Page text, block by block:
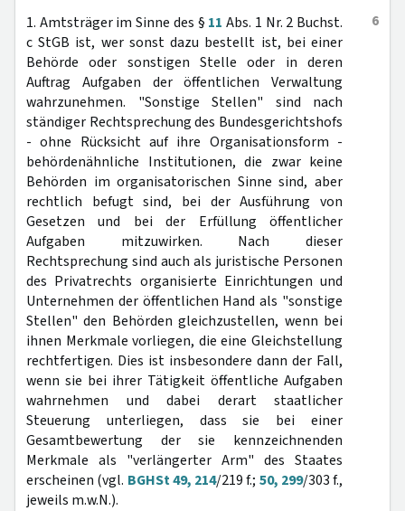
6
1. Amtsträger im Sinne des § 11 Abs. 1 Nr. 2 Buchst.
c StGB ist, wer sonst dazu bestellt ist, bei einer
Behörde oder sonstigen Stelle oder in deren
Auftrag Aufgaben der öffentlichen Verwaltung
wahrzunehmen. "Sonstige Stellen" sind nach
ständiger Rechtsprechung des Bundesgerichtshofs
- ohne Rücksicht auf ihre Organisationsform -
behördenähnliche Institutionen, die zwar keine
Behörden im organisatorischen Sinne sind, aber
rechtlich befugt sind, bei der Ausführung von
Gesetzen und bei der Erfüllung öffentlicher
Aufgaben mitzuwirken. Nach dieser
Rechtsprechung sind auch als juristische Personen
des Privatrechts organisierte Einrichtungen und
Unternehmen der öffentlichen Hand als "sonstige
Stellen" den Behörden gleichzustellen, wenn bei
ihnen Merkmale vorliegen, die eine Gleichstellung
rechtfertigen. Dies ist insbesondere dann der Fall,
wenn sie bei ihrer Tätigkeit öffentliche Aufgaben
wahrnehmen und dabei derart staatlicher
Steuerung unterliegen, dass sie bei einer
Gesamtbewertung der sie kennzeichnenden
Merkmale als "verlängerter Arm" des Staates
erscheinen (vgl. BGHSt 49, 214/219 f.; 50, 299/303 f.,
jeweils m.w.N.).